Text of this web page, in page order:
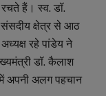
हैं। स्व. डॉ.
संसदीय क्षेत्र से आठ
रहे पांडेय ने
डॉ. कैलाश
अपनी अलग पहचान